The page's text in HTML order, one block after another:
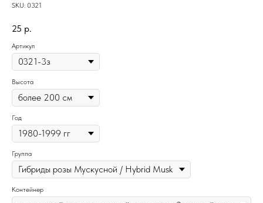
SKU: 0321
25 р.
Артикул
Высота
Год
Группа
Контейнер